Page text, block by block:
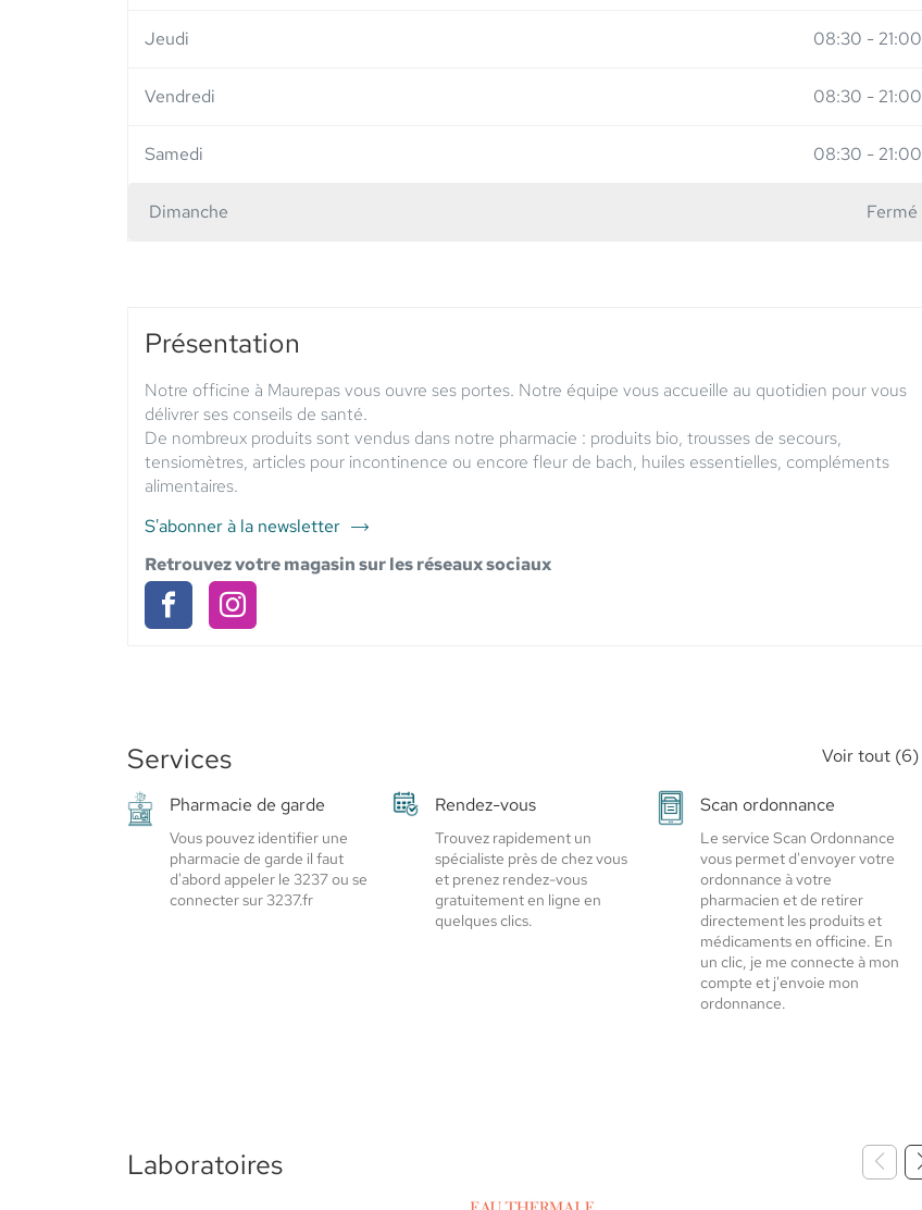
Jeudi 08:30 -21:00
Vendredi 08:30 -21:00
Samedi 08:30 -21:00
Horaires
Dimanche Fermé
Présentation
Notre officine à Maurepas vous ouvre ses portes. Notre équipe vous accueille au quotidien pour vous
délivrer ses conseils de santé.
De nombreux produits sont vendus dans notre pharmacie : produits bio, trousses de secours,
tensiomètres, articles pour incontinence ou encore fleur de bach, huiles essentielles, compléments
alimentaires.
S'abonner à la newsletter
du
point
de
vente
Pharmacie
Retrouvez votre magasin sur les réseaux sociaux
Pharmacie
Santé
Pharmacie
Santé
Services
Pharmacie de garde
Vous pouvez identifier une
pharmacie de garde il faut
d'abord appeler le 3237 ou se
connecter sur 3237.fr
Rendez-vous
Trouvez rapidement un
spécialiste près de chez vous
et prenez rendez-vous
gratuitement en ligne en
quelques clics.
Scan ordonnance
Le service Scan Ordonnance
vous permet d'envoyer votre
ordonnance à votre
pharmacien et de retirer
directement les produits et
médicaments en officine. En
un clic, je me connecte à mon
compte et j'envoie mon
ordonnance.
Voir tout (6)
Laboratoires